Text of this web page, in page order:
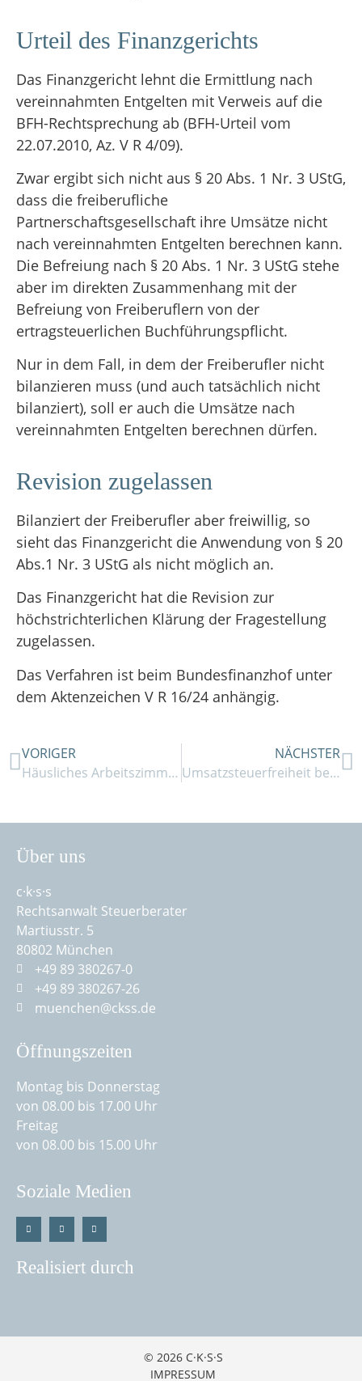
Urteil des Finanzgerichts
Das Finanzgericht lehnt die Ermittlung nach
vereinnahmten Entgelten mit Verweis auf die
BFH-Rechtsprechung ab (BFH-Urteil vom
22.07.2010, Az. V R 4/09).
Zwar ergibt sich nicht aus § 20 Abs. 1 Nr. 3 UStG,
dass die freiberufliche
Partnerschaftsgesellschaft ihre Umsätze nicht
nach vereinnahmten Entgelten berechnen kann.
Die Befreiung nach § 20 Abs. 1 Nr. 3 UStG stehe
aber im direkten Zusammenhang mit der
Befreiung von Freiberuflern von der
ertragsteuerlichen Buchführungspflicht.
Nur in dem Fall, in dem der Freiberufler nicht
bilanzieren muss (und auch tatsächlich nicht
bilanziert), soll er auch die Umsätze nach
vereinnahmten Entgelten berechnen dürfen.
Revision zugelassen
Bilanziert der Freiberufler aber freiwillig, so
sieht das Finanzgericht die Anwendung von § 20
Abs.1 Nr. 3 UStG als nicht möglich an.
Das Finanzgericht hat die Revision zur
höchstrichterlichen Klärung der Fragestellung
zugelassen.
Das Verfahren ist beim Bundesfinanzhof unter
dem Aktenzeichen V R 16/24 anhängig.
VORIGER
Häusliches Arbeitszimmer oder lieber Homeoffice-Pauschale?
NÄCHSTER
Umsatzsteuerfreiheit bei innergemeinschaftlichen Lieferungen
Über uns
c·k·s·s
Rechtsanwalt Steuerberater
Martiusstr. 5
80802 München
+49 89 380267-0
+49 89 380267-26
muenchen@ckss.de
Öffnungszeiten
Montag bis Donnerstag
von 08.00 bis 17.00 Uhr
Freitag
von 08.00 bis 15.00 Uhr
Soziale Medien
Realisiert durch
© 2026 C·K·S·S
IMPRESSUM